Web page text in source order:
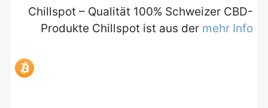
Chillspot – Qualität 100% Schweizer CBD-
Produkte Chillspot ist aus der mehr Info